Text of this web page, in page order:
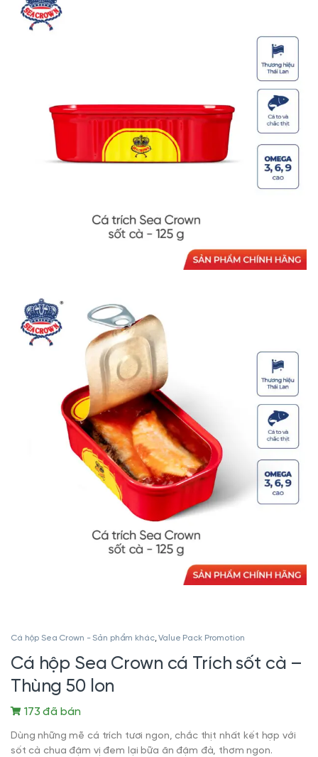
Cá hộp Sea Crown - Sản phẩm khác,Value Pack Promotion
Cá hộp Sea Crown cá Trích sốt cà –
Thùng 50 lon
173 đã bán
Dùng những mẽ cá trích tươi ngon, chắc thịt nhất kết hợp với
sốt cà chua đậm vị đem lại bữa ăn đậm đà, thơm ngon.